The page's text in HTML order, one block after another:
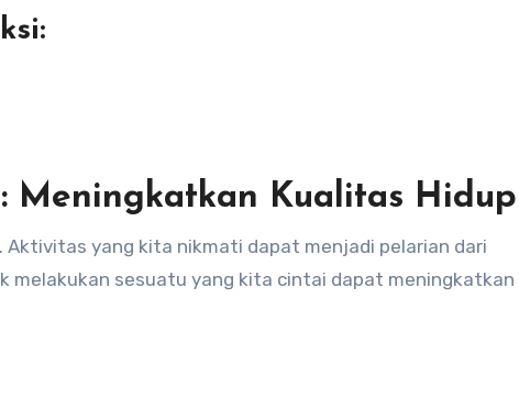
Meningkatkan Kualitas Hidup
yang kita nikmati dapat menjadi pelarian dari
melakukan sesuatu yang kita cintai dapat meningkatkan